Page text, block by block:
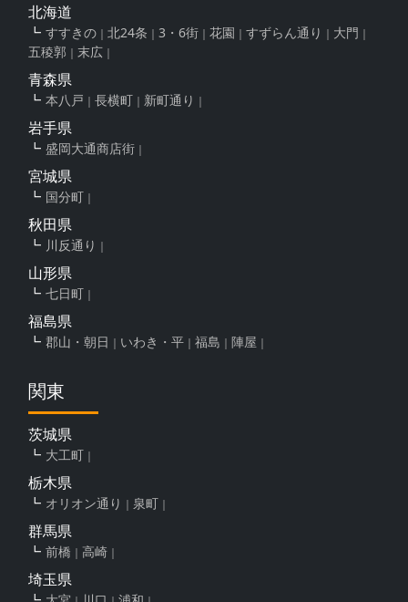
北海道
すすきの 北24条 3・6街 花園 すずらん通り
大門
五稜郭
末広
青森県
本八戸 長横町 新町通り
岩手県
盛岡大通商店街
宮城県
国分町
秋田県
川反通り
山形県
七日町
福島県
郡山・朝日 いわき・平 福島 陣屋
関東
茨城県
大工町
栃木県
オリオン通り 泉町
群馬県
前橋 高崎
埼玉県